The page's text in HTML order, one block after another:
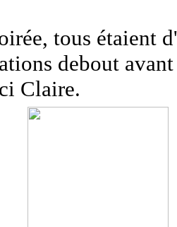
tous étaient
debout
Claire.